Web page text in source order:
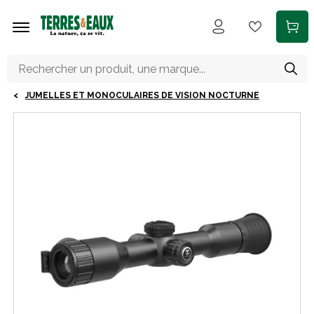
JUMELLES ET MONOCULAIRES DE VISION NOCTURNE